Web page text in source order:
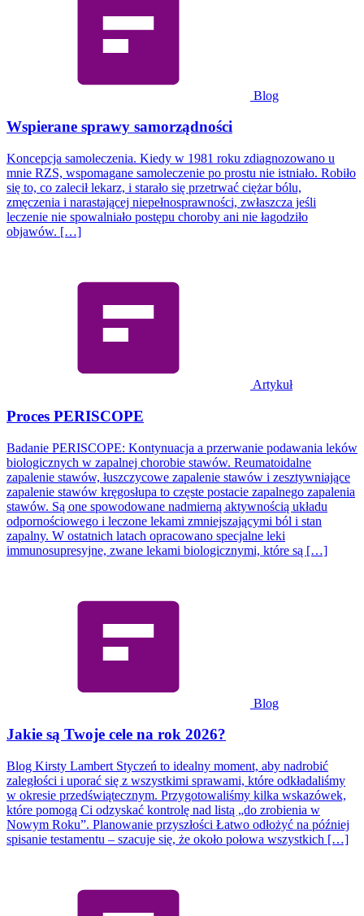
Blog
Wspierane sprawy samorządności
Koncepcja samoleczenia. Kiedy w 1981 roku zdiagnozowano u
mnie RZS, wspomagane samoleczenie po prostu nie istniało. Robiło
się to, co zalecił lekarz, i starało się przetrwać ciężar bólu,
zmęczenia i narastającej niepełnosprawności, zwłaszcza jeśli
leczenie nie spowalniało postępu choroby ani nie łagodziło
objawów. […]
Artykuł
Proces PERISCOPE
Badanie PERISCOPE: Kontynuacja a przerwanie podawania leków
biologicznych w zapalnej chorobie stawów. Reumatoidalne
zapalenie stawów, łuszczycowe zapalenie stawów i zesztywniające
zapalenie stawów kręgosłupa to częste postacie zapalnego zapalenia
stawów. Są one spowodowane nadmierną aktywnością układu
odpornościowego i leczone lekami zmniejszającymi ból i stan
zapalny. W ostatnich latach opracowano specjalne leki
immunosupresyjne, zwane lekami biologicznymi, które są […]
Blog
Jakie są Twoje cele na rok 2026?
Blog Kirsty Lambert Styczeń to idealny moment, aby nadrobić
zaległości i uporać się z wszystkimi sprawami, które odkładaliśmy
w okresie przedświątecznym. Przygotowaliśmy kilka wskazówek,
które pomogą Ci odzyskać kontrolę nad listą „do zrobienia w
Nowym Roku”. Planowanie przyszłości Łatwo odłożyć na później
spisanie testamentu – szacuje się, że około połowa wszystkich […]